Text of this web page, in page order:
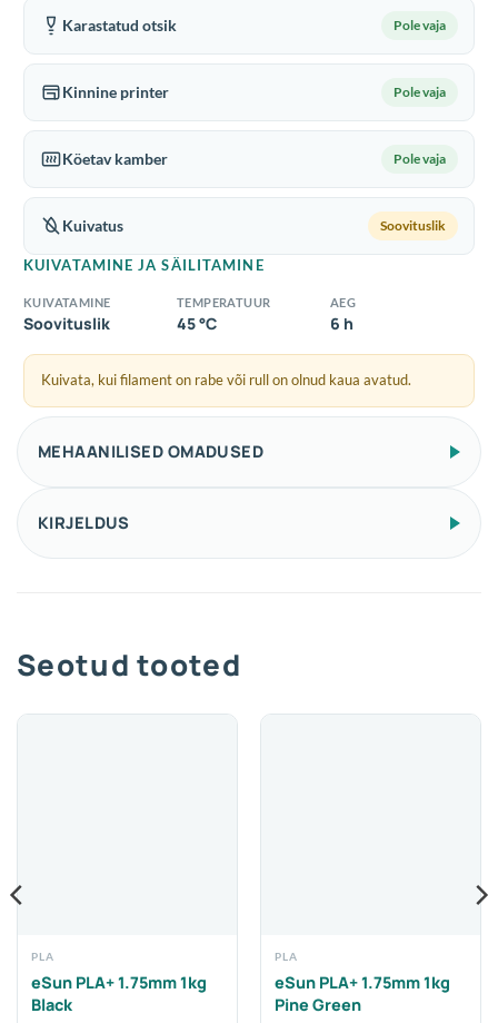
Karastatud otsik Pole vaja
Kinnine printer Pole vaja
Köetav kamber Pole vaja
Kuivatus Soovituslik
KUIVATAMINE JA SÄILITAMINE
KUIVATAMINE
Soovituslik
TEMPERATUUR
45 °C
AEG
6 h
Kuivata, kui filament on rabe või rull on olnud kaua avatud.
MEHAANILISED OMADUSED
KIRJELDUS
Seotud tooted
PLA
eSun PLA+ 1.75mm 1kg
Black
PLA
eSun PLA+ 1.75mm 1kg
Pine Green